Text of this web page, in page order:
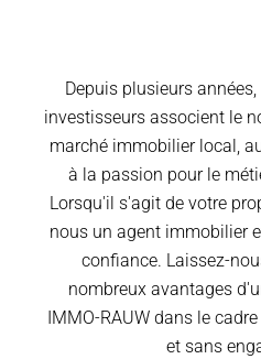
Depuis plusieurs
investisseurs associent le
marché immobilier local,
à la passion pour le
Lorsqu'il s'agit de votre
nous un agent immobilier
confiance. Laissez-
nombreux avantages
IMMO-RAUW dans le
et sans